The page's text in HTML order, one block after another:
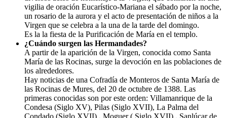
vigilia de oración Eucarístico-Mariana el sábado por la noche,
un rosario de la aurora y el acto de presentación de niños a la
Virgen que se celebra a la una de la tarde del domingo.
Es la la fiesta de la Purificación de María en el templo.
¿Cuándo surgen las Hermandades?
A partir de la aparición de la Virgen, conocida como Santa
María de las Rocinas, surge la devoción en las poblaciones de
los alrededores.
Hay noticias de una Cofradía de Monteros de Santa María de
las Rocinas de Mures, del 20 de octubre de 1388. Las
primeras conocidas son por este orden: Villamanrique de la
Condesa (Siglo XV), Pilas (Siglo XVII), La Palma del